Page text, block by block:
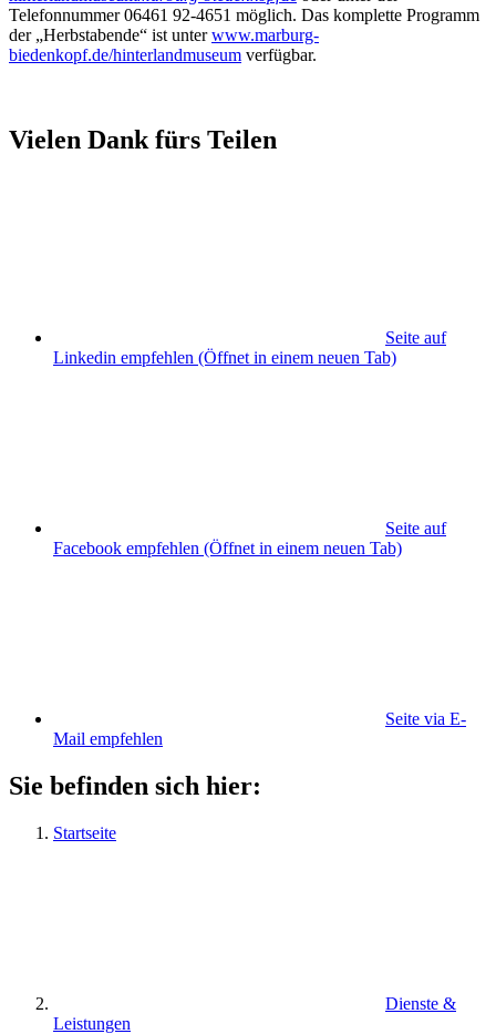
Telefonnummer 06461 92-4651 möglich. Das komplette Programm
der „Herbstabende“ ist unterwww.marburg-
biedenkopf.de/hinterlandmuseum verfügbar.
Vielen Dank fürs Teilen
Seite auf
Linkedin empfehlen (Öffnet in einem neuen Tab)
Seite auf
Facebook empfehlen (Öffnet in einem neuen Tab)
Seite via E-
Mail empfehlen
Sie befinden sich hier:
Startseite
Dienste &
Leistungen